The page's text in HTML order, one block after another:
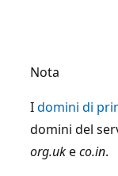
Nota
Idomini di
domini del
org.ukeco.in.